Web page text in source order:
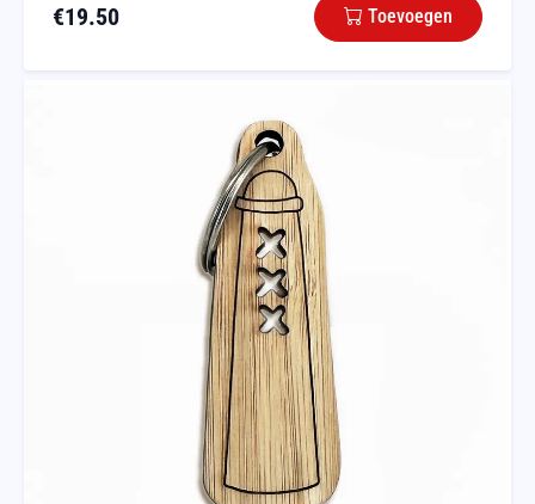
€19.50 Toevoegen